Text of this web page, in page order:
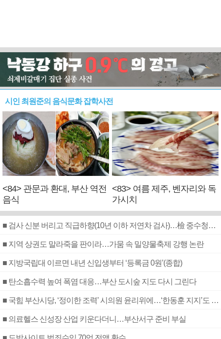
시인 최원준의 음식문화 잡학사전
<84> 관문과 환대, 부산 역전
음식
<83> 여름 제주, 벤자리와 독
가시치
■ 검사 신분 버리고 직급하향(10년 이하 저연차 검사)…檢 중수청행 기피
■ 지역 상권도 말라죽을 판이라…가뭄 속 밀양물축제 강행 논란
■ 지방국립대 이르면 내년 신입생부터 ‘등록금 0원’(종합)
■ 탄소흡수력 높여 폭염 대응…부산 도시숲 지도 다시 그린다
■ 국힘 부산시당, ‘정이한 조력’ 시의원 윤리위에…‘한동훈 지지’도 신고접수
■ 의료헬스 신성장 산업 키운다더니…부산서구 준비 부실